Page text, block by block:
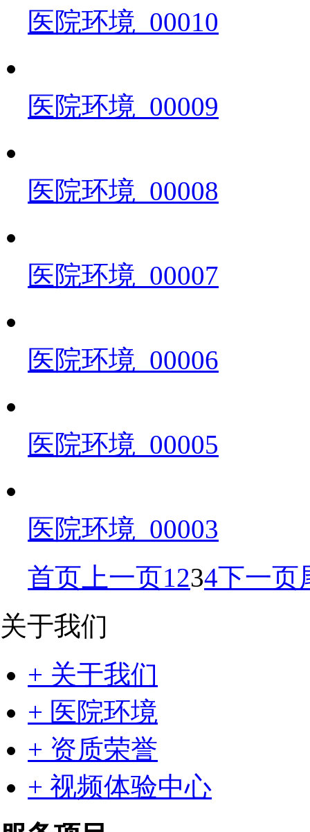
医院环境_00010
医院环境_00009
医院环境_00008
医院环境_00007
医院环境_00006
医院环境_00005
医院环境_00003
首页 上一页1234下一页
关于我们
+ 关于我们
+ 医院环境
+ 资质荣誉
+ 视频体验中心